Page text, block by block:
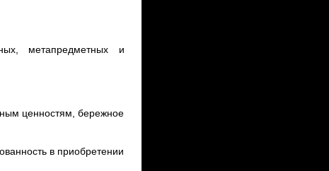
метапредметных и
ценностям, бережное
в приобретении